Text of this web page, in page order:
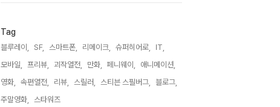
Tag
블루레이, SF, 스마트폰, 리메이크, 슈퍼히어로,
IT,
모바일,
프리뷰, 괴작열전, 만화, 페니웨이,
애니메이션,
영화,
속편열전, 리뷰, 스릴러, 스티븐 스필버그,
블로그,
주말영화,
스타워즈,